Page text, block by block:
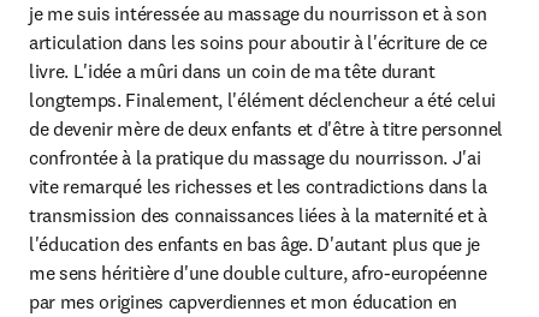
je me suis intéressée au massage du nourrisson et à son
articulation dans les soins pour aboutir à l'écriture de ce
livre. L'idée a mûri dans un coin de ma tête durant
longtemps. Finalement, l'élément déclencheur a été celui
de devenir mère de deux enfants et d'être à titre personnel
confrontée à la pratique du massage du nourrisson. J'ai
vite remarqué les richesses et les contradictions dans la
transmission des connaissances liées à la maternité et à
l'éducation des enfants en bas âge. D'autant plus que je
me sens héritière d'une double culture, afro-européenne
par mes origines capverdiennes et mon éducation en